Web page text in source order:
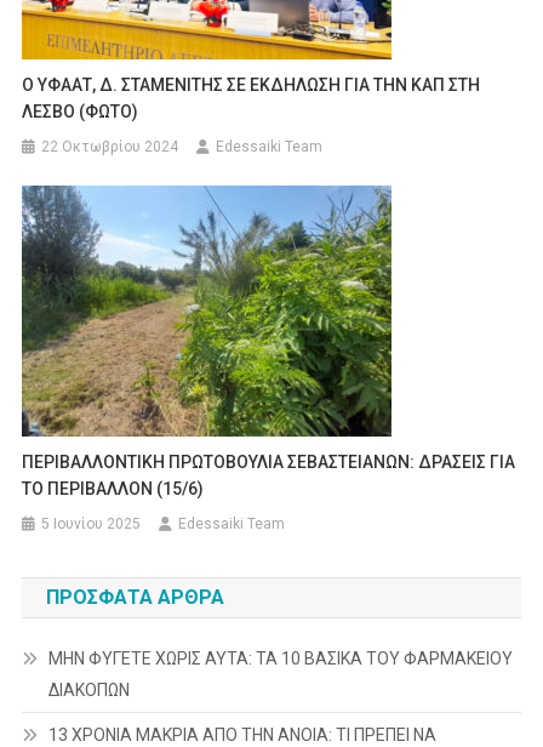
Ο ΥΦΑΑΤ, Δ. ΣΤΑΜΕΝΙΤΗΣ ΣΕ ΕΚΔΗΛΩΣΗ ΓΙΑ ΤΗΝ ΚΑΠ ΣΤΗ
ΛΕΣΒΟ (ΦΩΤΟ)
22 Οκτωβρίου 2024 Edessaiki Team
ΠΕΡΙΒΑΛΛΟΝΤΙΚΗ ΠΡΩΤΟΒΟΥΛΙΑ ΣΕΒΑΣΤΕΙΑΝΩΝ: ΔΡΑΣΕΙΣ ΓΙΑ
ΤΟ ΠΕΡΙΒΑΛΛΟΝ (15/6)
5 Ιουνίου 2025 Edessaiki Team
ΠΡΌΣΦΑΤΑ ΆΡΘΡΑ
ΜΗΝ ΦΥΓΕΤΕ ΧΩΡΙΣ ΑΥΤΑ: ΤΑ 10 ΒΑΣΙΚΑ ΤΟΥ ΦΑΡΜΑΚΕΙΟΥ
ΔΙΑΚΟΠΩΝ
13 ΧΡΟΝΙΑ ΜΑΚΡΙΑ ΑΠΟ ΤΗΝ ΑΝΟΙΑ: ΤΙ ΠΡΕΠΕΙ ΝΑ